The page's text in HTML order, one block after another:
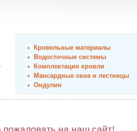
Кровельные материалы
Водосточные системы
Комплектация кровли
Мансардные окна и лестницы
Ондулин